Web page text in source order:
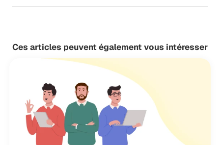
Ces articles peuvent également vous intéresser